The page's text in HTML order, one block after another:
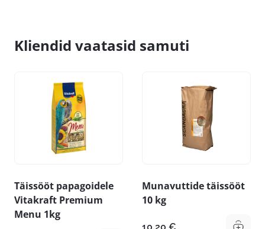
Kliendid vaatasid samuti
Täissööt papagoidele
Vitakraft Premium
Menu 1kg
Munavuttide täissööt
10 kg
10,20 €